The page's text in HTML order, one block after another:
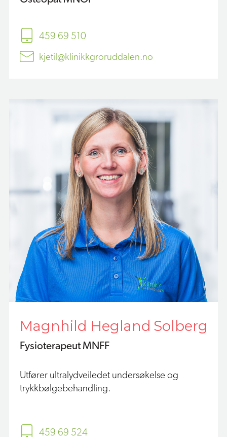
459 69 510
kjetil@klinikkgroruddalen.no
Magnhild Hegland Solberg
Fysioterapeut MNFF
Utfører ultralydveiledet undersøkelse og
trykkbølgebehandling.
459 69 524